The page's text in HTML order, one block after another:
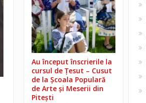
Au început înscrierile la
cursul de Țesut – Cusut
de la Școala Populară
de Arte și Meserii din
Pitești